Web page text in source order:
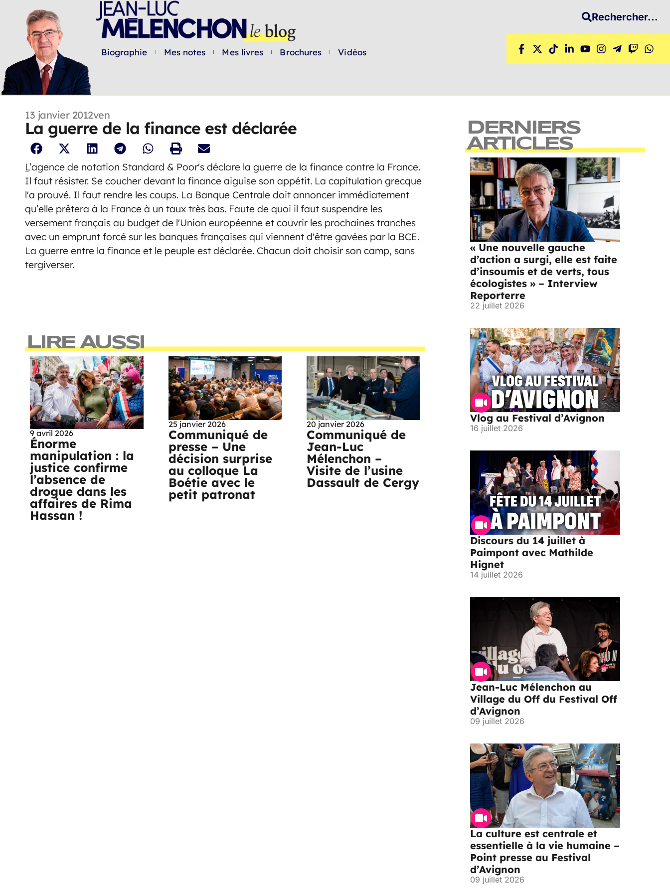
Biographie Mes notes Mes livres Brochures Vidéos
Rechercher...
13 janvier 2012ven
La guerre de la finance est déclarée
L’agence de notation Standard & Poor's déclare la guerre de la finance contre la France.
Il faut résister. Se coucher devant la finance aiguise son appétit. La capitulation grecque
l'a prouvé. Il faut rendre les coups. La Banque Centrale doit annoncer immédiatement
qu’elle prêtera à la France à un taux très bas. Faute de quoi il faut suspendre les
versement français au budget de l'Union européenne et couvrir les prochaines tranches
avec un emprunt forcé sur les banques françaises qui viennent d'être gavées par la BCE.
La guerre entre la finance et le peuple est déclarée. Chacun doit choisir son camp, sans
tergiverser.
LIRE AUSSI
9 avril 2026
Énorme
manipulation : la
justice confirme
l’absence de
drogue dans les
affaires de Rima
Hassan !
25 janvier 2026
Communiqué de
presse – Une
décision surprise
au colloque La
Boétie avec le
petit patronat
20 janvier 2026
Communiqué de
Jean-Luc
Mélenchon –
Visite de l’usine
Dassault de Cergy
DERNIERS
ARTICLES
« Une nouvelle gauche
d’action a surgi, elle est faite
d’insoumis et de verts, tous
écologistes » – Interview
Reporterre
22 juillet 2026
Vlog au Festival d’Avignon
16 juillet 2026
Discours du 14 juillet à
Paimpont avec Mathilde
Hignet
14 juillet 2026
Jean-Luc Mélenchon au
Village du Off du Festival Off
d’Avignon
09 juillet 2026
La culture est centrale et
essentielle à la vie humaine –
Point presse au Festival
d’Avignon
09 juillet 2026